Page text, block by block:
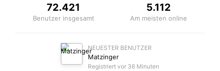
72.421
Benutzer insgesamt
5.112
Am meisten online
NEUESTER BENUTZER
Matzinger
Registriert vor 36 Minuten